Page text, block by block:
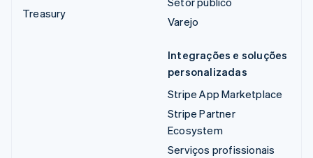
Treasury
Varejo
Integrações e soluções
personalizadas
Stripe App Marketplace
Stripe Partner
Ecosystem
Serviços profissionais